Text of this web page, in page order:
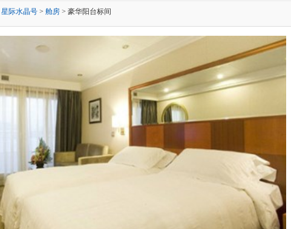
星际水晶号 > 舱房 > 豪华阳台标间